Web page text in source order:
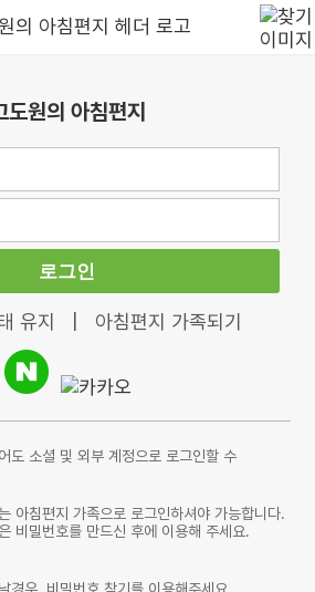
도원의 아침편지
로그인
유지 아침편지 가족되기
도 소셜 및 외부 계정으로 로그인할 수
아침편지 가족으로 로그인하셔야 가능합니다.
비밀번호를 만드신 후에 이용해 주세요.